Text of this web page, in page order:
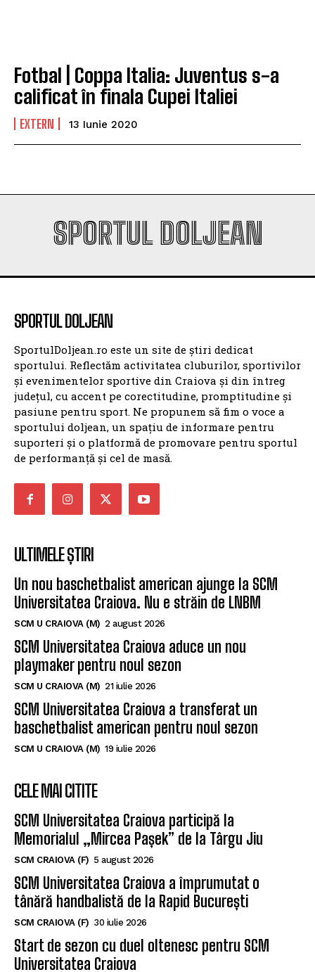
Fotbal | Coppa Italia: Juventus s-a
calificat în finala Cupei Italiei
EXTERN 13 Iunie 2020
SPORTUL DOLJEAN
SPORTUL DOLJEAN
SportulDoljean.ro este un site de știri dedicat
sportului. Reflectăm activitatea cluburilor, sportivilor
și evenimentelor sportive din Craiova și din întreg
județul, cu accent pe corectitudine, promptitudine și
pasiune pentru sport. Ne propunem să fim o voce a
sportului doljean, un spațiu de informare pentru
suporteri și o platformă de promovare pentru sportul
de performanță și cel de masă.
ULTIMELE ȘTIRI
Un nou baschetbalist american ajunge la SCM
Universitatea Craiova. Nu e străin de LNBM
SCM U CRAIOVA (M) 2 august 2026
SCM Universitatea Craiova aduce un nou
playmaker pentru noul sezon
SCM U CRAIOVA (M) 21 iulie 2026
SCM Universitatea Craiova a transferat un
baschetbalist american pentru noul sezon
SCM U CRAIOVA (M) 19 iulie 2026
CELE MAI CITITE
SCM Universitatea Craiova participă la
Memorialul „Mircea Pașek” de la Târgu Jiu
SCM CRAIOVA (F) 5 august 2026
SCM Universitatea Craiova a împrumutat o
tânără handbalistă de la Rapid București
SCM CRAIOVA (F) 30 iulie 2026
Start de sezon cu duel oltenesc pentru SCM
Universitatea Craiova